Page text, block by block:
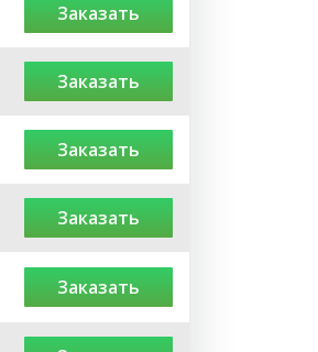
заказать
заказать
заказать
заказать
заказать